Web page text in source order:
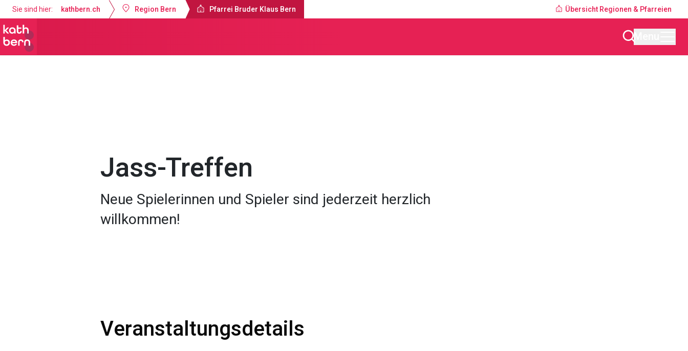
Sie sind hier: kathbern.ch Region Bern Pfarrei Bruder Klaus Bern Übersicht Regionen & Pfarreien
Jass-Treffen
Neue Spielerinnen und Spieler sind jederzeit herzlich
willkommen!
Veranstaltungsdetails